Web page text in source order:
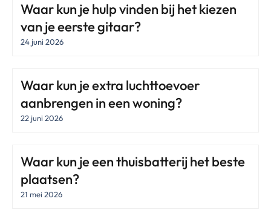
Waar kun je hulp vinden bij het kiezen
van je eerste gitaar?
24 juni 2026
Waar kun je extra luchttoevoer
aanbrengen in een woning?
22 juni 2026
Waar kun je een thuisbatterij het beste
plaatsen?
21 mei 2026